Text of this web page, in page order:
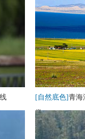
[自然底色]青海
卷